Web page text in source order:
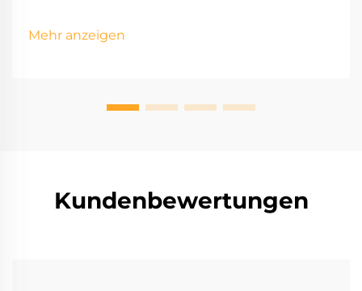
Entdecken Sie unsere Lösungen noch heute.
Mehr anzeigen
Kundenbewertungen